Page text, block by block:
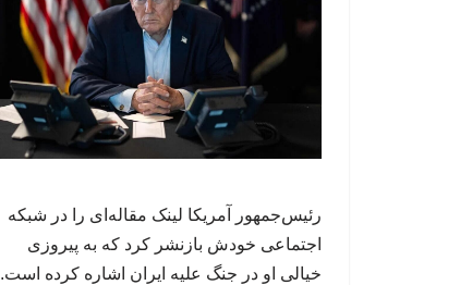
رئیس‌جمهور آمریکا لینک مقاله‌ای را در شبکه
اجتماعی خودش بازنشر کرد که به پیروزی
خیالی او در جنگ علیه ایران اشاره کرده است.